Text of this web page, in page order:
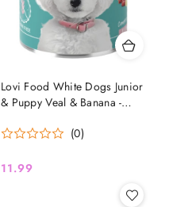
Lovi Food White Dogs Junior
& Puppy Veal & Banana -
dla białych ras, z cielęciną i
(0)
Cena:
11.99